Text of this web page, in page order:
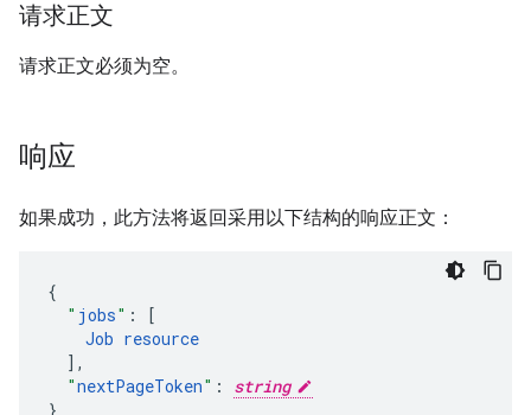
请求正文
请求正文必须为空。
响应
如果成功，此方法将返回采用以下结构的响应正文：
" jobs" :
[
Job resource
],
"nextPageToken" :
string
}